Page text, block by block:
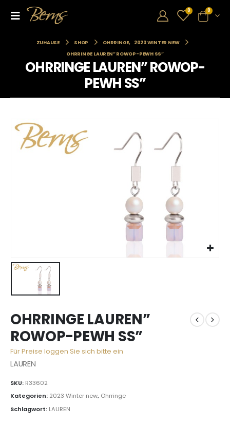
0 0
ZUHAUSE SHOP OHRRINGE,
2023 WINTER NEW
OHRRINGE LAUREN” ROWOP-PEWH SS”
OHRRINGE LAUREN” ROWOP-
PEWH SS”
OHRRINGE LAUREN”
ROWOP-PEWH SS”
Für Preise loggen Sie sich bitte ein
LAUREN
SKU: R33602
Kategorien: 2023 Winter new, Ohrringe
Schlagwort: LAUREN